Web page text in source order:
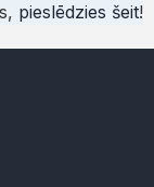
pieslēdzies šeit!